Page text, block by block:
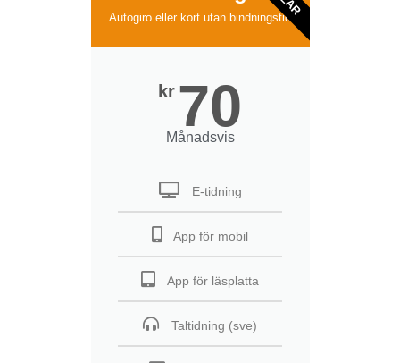
Autogiro eller kort utan bindningstid
kr 70
Månadsvis
E-tidning
App för mobil
App för läsplatta
Taltidning (sve)